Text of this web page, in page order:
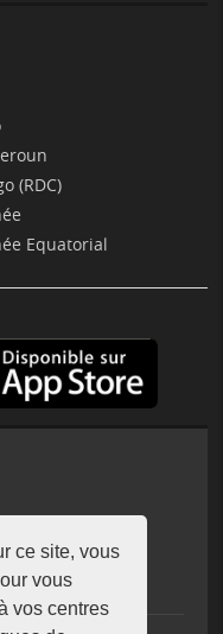
ce site, vous
vous
vos centres
(RDC)
Equatorial